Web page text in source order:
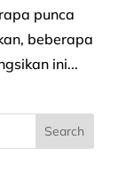
punca
beberapa
ini...